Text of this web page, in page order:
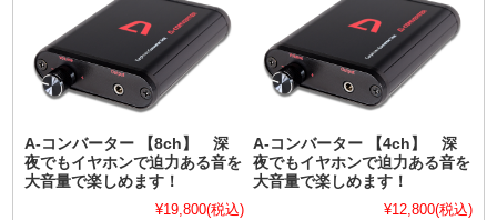
A-コンバーター 【8ch】 深
夜でもイヤホンで迫力ある音を
大音量で楽しめます！
¥19,800(税込)
A-コンバーター 【4ch】 深
夜でもイヤホンで迫力ある音を
大音量で楽しめます！
¥12,800(税込)